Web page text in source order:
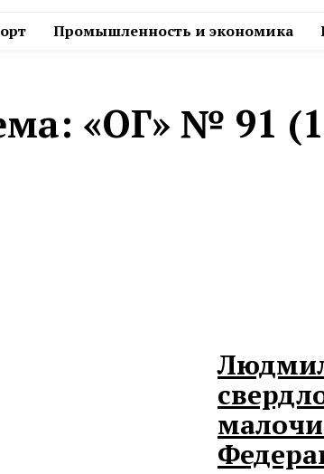
Промышленность и экономика
«ОГ» № 91